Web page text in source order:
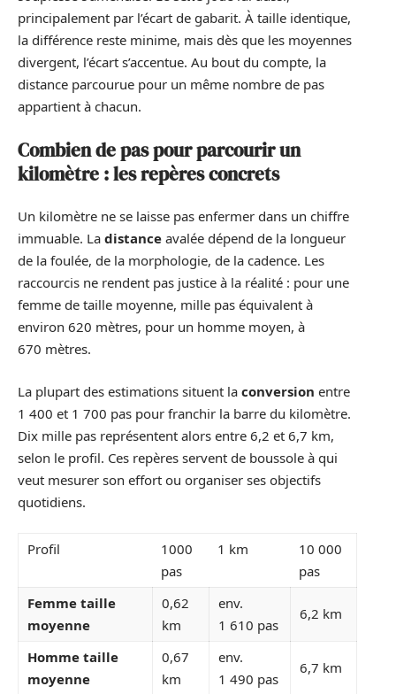
principalement par l’écart de gabarit. À taille identique,
la différence reste minime, mais dès que les moyennes
divergent, l’écart s’accentue. Au bout du compte, la
distance parcourue pour un même nombre de pas
appartient à chacun.
Combien de pas pour parcourir un
kilomètre : les repères concrets
Un kilomètre ne se laisse pas enfermer dans un chiffre
immuable. La distance avalée dépend de la longueur
de la foulée, de la morphologie, de la cadence. Les
raccourcis ne rendent pas justice à la réalité : pour une
femme de taille moyenne, mille pas équivalent à
environ 620 mètres, pour un homme moyen, à
670 mètres.
La plupart des estimations situent la conversion entre
1 400 et 1 700 pas pour franchir la barre du kilomètre.
Dix mille pas représentent alors entre 6,2 et 6,7 km,
selon le profil. Ces repères servent de boussole à qui
veut mesurer son effort ou organiser ses objectifs
quotidiens.
Profil
1000
pas
1 km
10 000
pas
Femme taille
moyenne
0,62
km
env.
1 610 pas
6,2 km
Homme taille
moyenne
0,67
km
env.
1 490 pas
6,7 km